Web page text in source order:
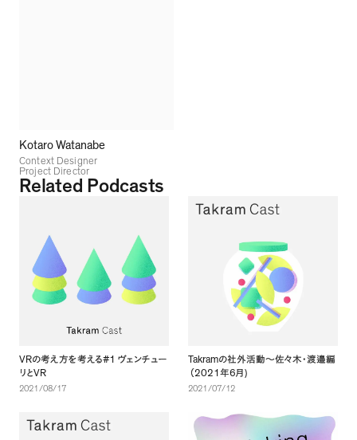
Kotaro Watanabe
Context Designer
Project Director
Related Podcasts
VRの考え方を考える#1 ヴェンチュー
リとVR
2021/08/17
Takramの社外活動〜佐々木・渡邉編
（2021 年6月 )
2021/07/12